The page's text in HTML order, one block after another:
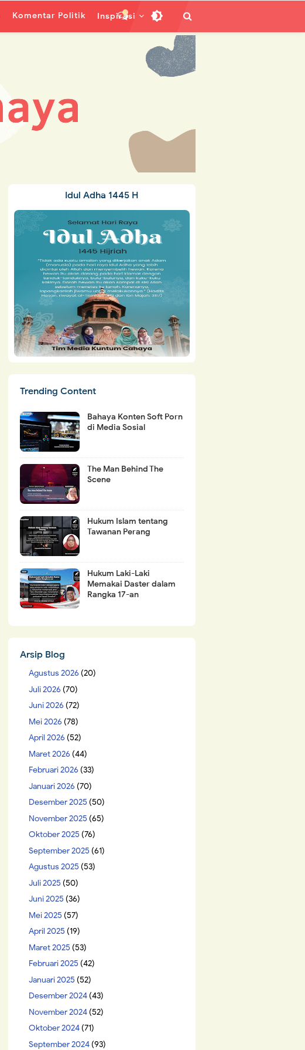
Komentar Politik Inspirasi
Idul Adha 1445 H
Trending Content
Bahaya Konten Soft Porn
di Media Sosial
The Man Behind The
Scene
Hukum Islam tentang
Tawanan Perang
Hukum Laki-Laki
Memakai Daster dalam
Rangka 17-an
Arsip Blog
Agustus 2026 (20)
Juli 2026 (70)
Juni 2026 (72)
Mei 2026 (78)
April 2026 (52)
Maret 2026 (44)
Februari 2026 (33)
Januari 2026 (70)
Desember 2025 (50)
November 2025 (65)
Oktober 2025 (76)
September 2025 (61)
Agustus 2025 (53)
Juli 2025 (50)
Juni 2025 (36)
Mei 2025 (57)
April 2025 (19)
Maret 2025 (53)
Februari 2025 (42)
Januari 2025 (52)
Desember 2024(43)
November 2024(52)
Oktober 2024(71)
September 2024(93)